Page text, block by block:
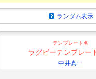
ランダム表示
テンプレート名
ラグビーテンプレ
中井真一